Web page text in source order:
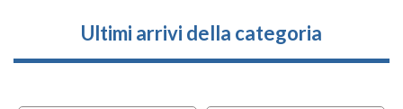
Ultimi arrivi della categoria